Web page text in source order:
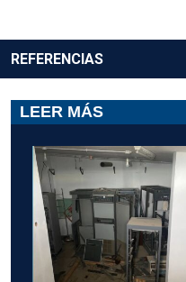
REFERENCIAS
LEER MÁS